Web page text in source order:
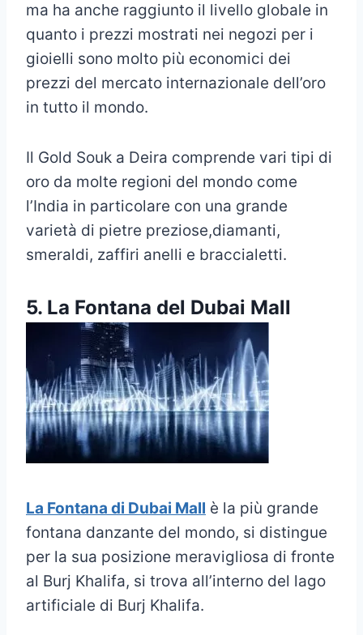
ma ha anche raggiunto il livello globale in
quanto i prezzi mostrati nei negozi per i
gioielli sono molto più economici dei
prezzi del mercato internazionale dell’oro
in tutto il mondo.
Il Gold Souk a Deira comprende vari tipi di
oro da molte regioni del mondo come
l’India in particolare con una grande
varietà di pietre preziose,diamanti,
smeraldi, zaffiri anelli e braccialetti.
5. La Fontana del Dubai Mall
La Fontana di Dubai Mall è la più grande
fontana danzante del mondo, si distingue
per la sua posizione meravigliosa di fronte
al Burj Khalifa, si trova all’interno del lago
artificiale di Burj Khalifa.